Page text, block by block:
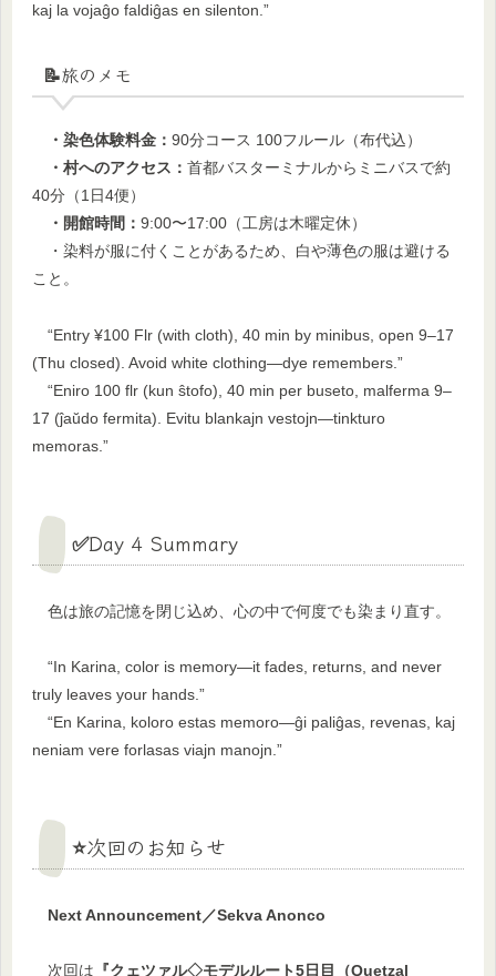
kaj la vojaĝo faldiĝas en silenton.”
📝旅のメモ
・染色体験料金： 90分コース 100フルール（布代込）
・村へのアクセス： 首都バスターミナルからミニバスで約
40分（1日4便）
・開館時間： 9:00〜17:00（工房は木曜定休）
・染料が服に付くことがあるため、白や薄色の服は避ける
こと。
“Entry ¥100 Flr (with cloth), 40 min by minibus, open 9–17
(Thu closed). Avoid white clothing—dye remembers.”
“Eniro 100 flr (kun ŝtofo), 40 min per buseto, malferma 9–
17 (ĵaŭdo fermita). Evitu blankajn vestojn—tinkturo
memoras.”
✅Day 4 Summary
色は旅の記憶を閉じ込め、心の中で何度でも染まり直す。
“In Karina, color is memory—it fades, returns, and never
truly leaves your hands.”
“En Karina, koloro estas memoro—ĝi paliĝas, revenas, kaj
neniam vere forlasas viajn manojn.”
⭐次回のお知らせ
Next Announcement／Sekva Anonco
次回は 『クェツァル◇モデルルート5日目（Quetzal